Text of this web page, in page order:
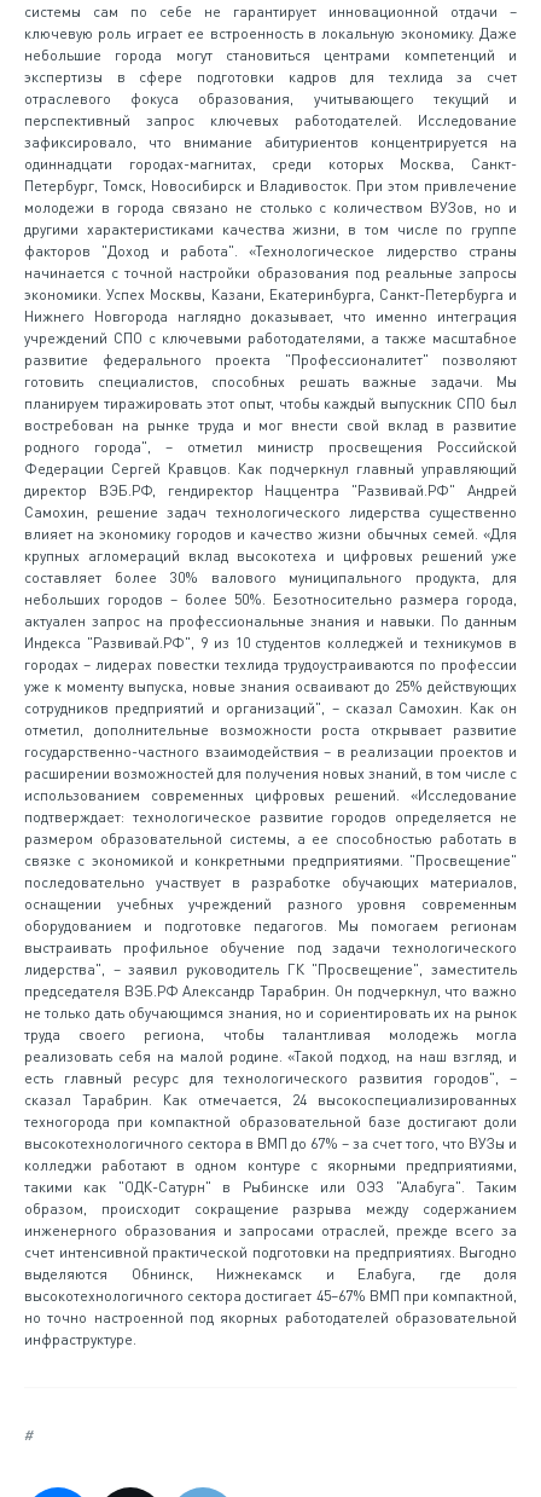
системы сам по себе не гарантирует инновационной отдачи –
ключевую роль играет ее встроенность в локальную экономику. Даже
небольшие города могут становиться центрами компетенций и
экспертизы в сфере подготовки кадров для техлида за счет
отраслевого фокуса образования, учитывающего текущий и
перспективный запрос ключевых работодателей. Исследование
зафиксировало, что внимание абитуриентов концентрируется на
одиннадцати городах-магнитах, среди которых Москва, Санкт-
Петербург, Томск, Новосибирск и Владивосток. При этом привлечение
молодежи в города связано не столько с количеством ВУЗов, но и
другими характеристиками качества жизни, в том числе по группе
факторов "Доход и работа". «Технологическое лидерство страны
начинается с точной настройки образования под реальные запросы
экономики. Успех Москвы, Казани, Екатеринбурга, Санкт-Петербурга и
Нижнего Новгорода наглядно доказывает, что именно интеграция
учреждений СПО с ключевыми работодателями, а также масштабное
развитие федерального проекта "Профессионалитет" позволяют
готовить специалистов, способных решать важные задачи. Мы
планируем тиражировать этот опыт, чтобы каждый выпускник СПО был
востребован на рынке труда и мог внести свой вклад в развитие
родного города", – отметил министр просвещения Российской
Федерации Сергей Кравцов. Как подчеркнул главный управляющий
директор ВЭБ.РФ, гендиректор Наццентра "Развивай.РФ" Андрей
Самохин, решение задач технологического лидерства существенно
влияет на экономику городов и качество жизни обычных семей. «Для
крупных агломераций вклад высокотеха и цифровых решений уже
составляет более 30% валового муниципального продукта, для
небольших городов – более 50%. Безотносительно размера города,
актуален запрос на профессиональные знания и навыки. По данным
Индекса "Развивай.РФ", 9 из 10 студентов колледжей и техникумов в
городах – лидерах повестки техлида трудоустраиваются по профессии
уже к моменту выпуска, новые знания осваивают до 25% действующих
сотрудников предприятий и организаций", – сказал Самохин. Как он
отметил, дополнительные возможности роста открывает развитие
государственно-частного взаимодействия – в реализации проектов и
расширении возможностей для получения новых знаний, в том числе с
использованием современных цифровых решений. «Исследование
подтверждает: технологическое развитие городов определяется не
размером образовательной системы, а ее способностью работать в
связке с экономикой и конкретными предприятиями. "Просвещение"
последовательно участвует в разработке обучающих материалов,
оснащении учебных учреждений разного уровня современным
оборудованием и подготовке педагогов. Мы помогаем регионам
выстраивать профильное обучение под задачи технологического
лидерства", – заявил руководитель ГК "Просвещение", заместитель
председателя ВЭБ.РФ Александр Тарабрин. Он подчеркнул, что важно
не только дать обучающимся знания, но и сориентировать их на рынок
труда своего региона, чтобы талантливая молодежь могла
реализовать себя на малой родине. «Такой подход, на наш взгляд, и
есть главный ресурс для технологического развития городов", –
сказал Тарабрин. Как отмечается, 24 высокоспециализированных
техногорода при компактной образовательной базе достигают доли
высокотехнологичного сектора в ВМП до 67% – за счет того, что ВУЗы и
колледжи работают в одном контуре с якорными предприятиями,
такими как "ОДК-Сатурн" в Рыбинске или ОЭЗ "Алабуга". Таким
образом, происходит сокращение разрыва между содержанием
инженерного образования и запросами отраслей, прежде всего за
счет интенсивной практической подготовки на предприятиях. Выгодно
выделяются Обнинск, Нижнекамск и Елабуга, где доля
высокотехнологичного сектора достигает 45–67% ВМП при компактной,
но точно настроенной под якорных работодателей образовательной
инфраструктуре.
#